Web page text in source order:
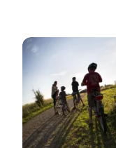
Himmelbjerget